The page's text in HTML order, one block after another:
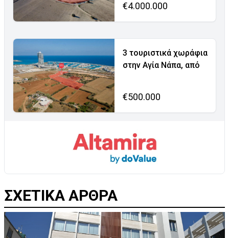
€4.000.000
3 τουριστικά χωράφια
στην Αγία Νάπα, από
€500.000
ΣΧΕΤΙΚΑ ΑΡΘΡΑ